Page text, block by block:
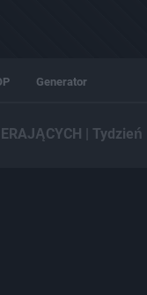
Generator
| Tydzień